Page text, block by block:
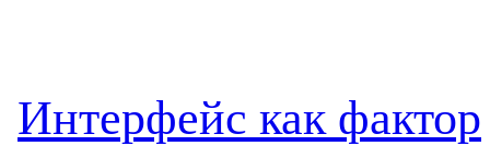
Интерфейс как